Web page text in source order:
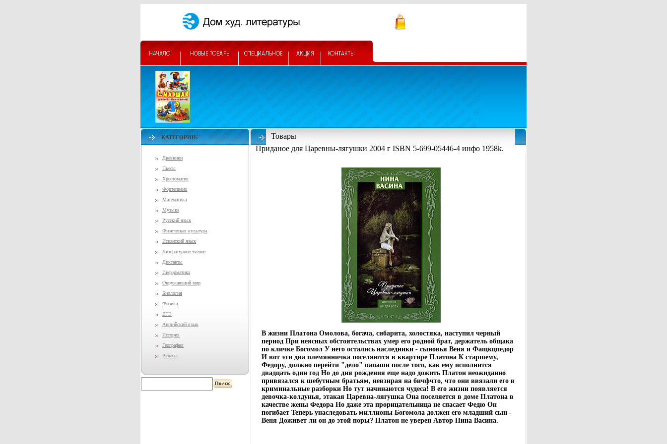
КАТЕГОРИИ:
Дневники
Пьесы
Хрестоматия
Фортепиано
Математика
Музыка
Русский язык
Физическая культура
Испанский язык
Литературное чтение
Диктанты
Информатика
Окружающий мир
Биология
Физика
ЕГЭ
Английский язык
История
География
Атласы
Товары
Приданое для Царевны-лягушки 2004 г ISBN 5-699-05446-4 инфо 1958k.
В жизни Платона Омолова, богача, сибарита, холостяка, наступил черный
период При неясных обстоятельствах умер его родной брат, держатель общака
по кличке Богомол У него остались наследники - сыновья Веня и Фащкцпедор
И вот эти два племянничка поселяются в квартире Платона К старшему,
Федору, должно перейти "дело" папаши после того, как ему исполнится
двадцать один год Но до дня рождения еще надо дожить Платон неожиданно
привязался к шебутным братьям, невзирая на бичфчто, что они ввязали его в
криминальные разборки Но тут начинаются чудеса! В его жизни появляется
девочка-колдунья, этакая Царевна-лягушка Она поселяется в доме Платона в
качестве жены Федора Но даже эта прорицательница не спасает Федю Он
погибает Теперь унаследовать миллионы Богомола должен его младший сын -
Веня Доживет ли он до этой поры? Платон не уверен Автор Нина Васина.